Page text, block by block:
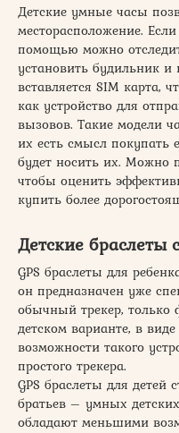
Детские умные часы
месторасположение.
помощью можно
установить будильник
вставляется SIM карта,
как устройство для
вызовов. Такие модели
их есть смысл покупать
будет носить их. Можно
чтобы оценить
купить более
Детские браслеты
GPS браслеты для
он предназначен уже
обычный трекер,
детском варианте, в
возможности такого
простого трекера.
GPS браслеты для детей
братьев – умных
обладают меньшими